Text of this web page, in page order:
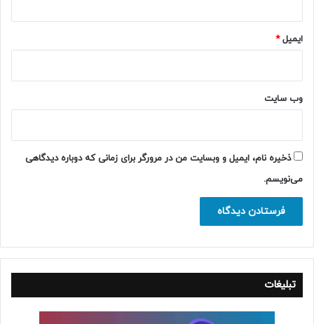
ایمیل*
وب‌ سایت
ذخیره نام، ایمیل و وبسایت من در مرورگر برای زمانی که دوباره دیدگاهی
می‌نویسم.
تبلیغات